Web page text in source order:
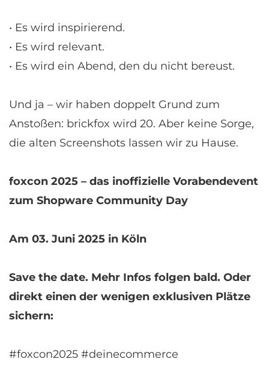
• Es wird inspirierend.
• Es wird relevant.
• Es wird ein Abend, den du nicht bereust.
Und ja – wir haben doppelt Grund zum
Anstoßen: brickfox wird 20. Aber keine Sorge,
die alten Screenshots lassen wir zu Hause.
foxcon 2025 – das inoffizielle Vorabendevent
zum Shopware Community Day
Am 03. Juni 2025 in Köln
Save the date. Mehr Infos folgen bald. Oder
direkt einen der wenigen exklusiven Plätze
sichern:
#foxcon2025 #deinecommerce